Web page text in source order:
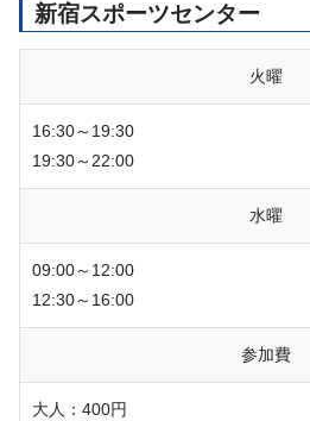
新宿スポーツセンター
火曜
16:30～19:30
19:30～22:00
水曜
09:00～12:00
12:30～16:00
参加費
大人：400円